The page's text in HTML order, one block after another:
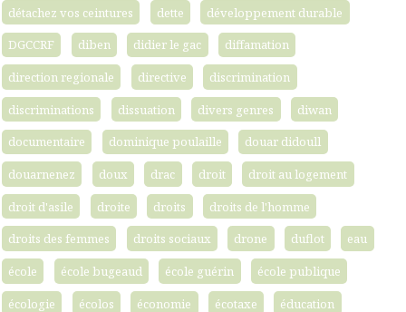
détachez vos ceintures
dette
développement durable
DGCCRF
diben didier le gac
diffamation
direction regionale
directive
discrimination
discriminations
dissuation divers genres
diwan
documentaire
dominique poulaille
douar didoull
douarnenez
doux drac droit
droit au logement
droit d'asile
droite droits
droits de l'homme
droits des femmes
droits sociaux drone duflot
eau
école
école bugeaud école guérin
école publique
écologie
écolos économie écotaxe
éducation